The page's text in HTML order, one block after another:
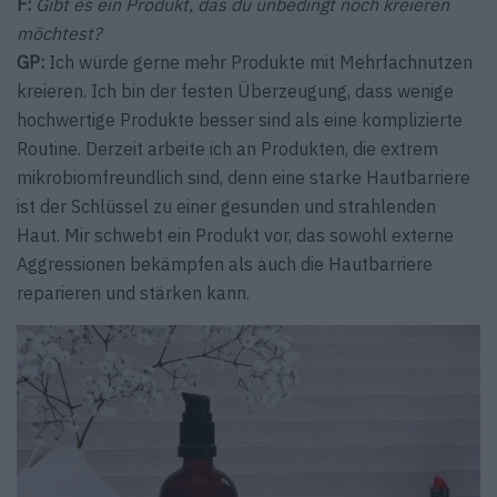
möchtest?
GP: Ich würde gerne mehr Produkte mit Mehrfachnutzen
kreieren. Ich bin der festen Überzeugung, dass wenige
hochwertige Produkte besser sind als eine komplizierte
Routine. Derzeit arbeite ich an Produkten, die extrem
mikrobiomfreundlich sind, denn eine starke Hautbarriere
ist der Schlüssel zu einer gesunden und strahlenden
Haut. Mir schwebt ein Produkt vor, das sowohl externe
Aggressionen bekämpfen als auch die Hautbarriere
reparieren und stärken kann.